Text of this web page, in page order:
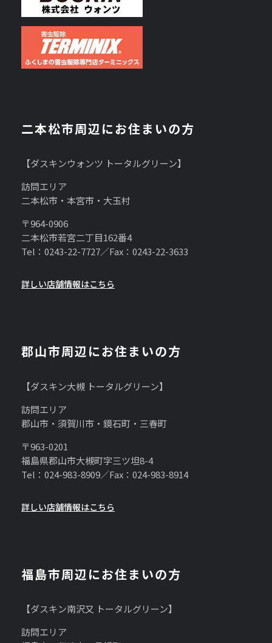
二本松市周辺にお住まいの方
【ダスキンウォンツ トータルグリーン】
訪問エリア
二本松市・本宮市・大玉村
〒964-0906
二本松市若宮二丁目162番4
Tel：0243-22-7727／Fax：0243-22-3633
詳しい店舗情報はこちら
郡山市周辺にお住まいの方
【ダスキン大槻 トータルグリーン】
訪問エリア
郡山市・須賀川市・鏡石町・三春町
〒963-0201
福島県郡山市大槻町字三ツ坦8-4
Tel：024-983-8909／Fax：024-983-8914
詳しい店舗情報はこちら
福島市周辺にお住まいの方
【ダスキン南沢又 トータルグリーン】
訪問エリア